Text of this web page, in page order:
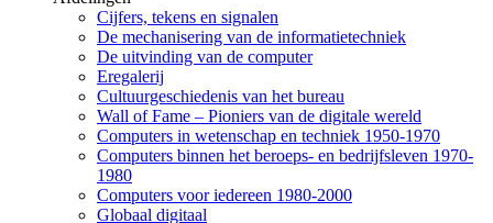
Cijfers, tekens en signalen
De mechanisering van de informatietechniek
De uitvinding van de computer
Eregalerij
Cultuurgeschiedenis van het bureau
Wall of Fame – Pioniers van de digitale wereld
Computers in wetenschap en techniek 1950-1970
Computers binnen het beroeps- en bedrijfsleven 1970-
1980
Computers voor iedereen 1980-2000
Globaal digitaal